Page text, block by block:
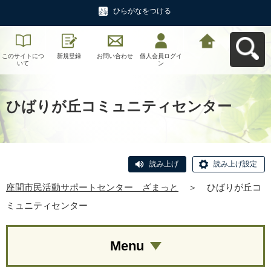
ひらがなをつける
このサイトにつ
いて
新規登録 お問い合わせ
個人会員ログイ
ン
ひばりが丘コミュニティセンター
読み上げ 読み上げ設定
座間市民活動サポートセンター ざまっと ＞
ひばりが丘コ
ミュニティセンター
Menu